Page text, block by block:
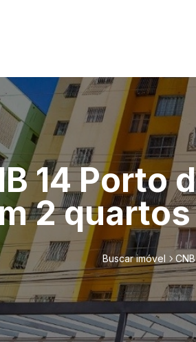
14 Porto
2
Buscar imóvel